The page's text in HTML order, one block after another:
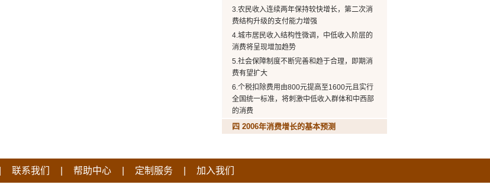
3.农民收入连续两年保持较快增长，第二次消
费结构升级的支付能力增强
4.城市居民收入结构性微调，中低收入阶层的
消费将呈现增加趋势
5.社会保障制度不断完善和趋于合理，即期消
费有望扩大
6.个税扣除费用由800元提高至1600元且实行
全国统一标准，将刺激中低收入群体和中西部
的消费
四 2006年消费增长的基本预测
联系我们 帮助中心 定制服务 加入我们